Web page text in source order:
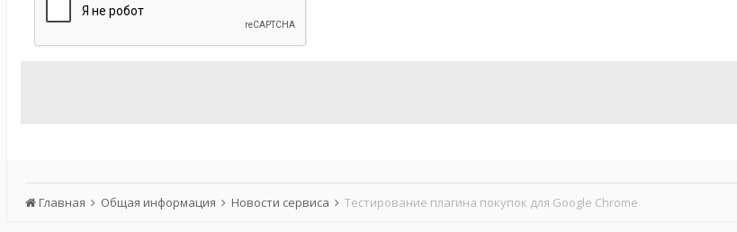
Главная Общая информация Новости сервиса Тестирование плагина покупок для Google Chrome